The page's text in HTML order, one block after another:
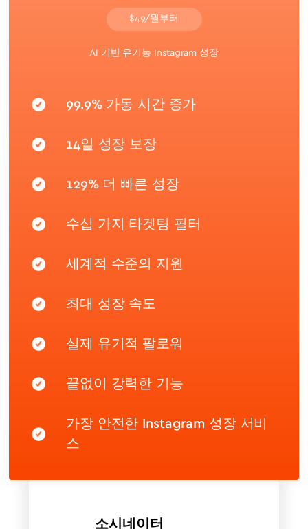
$49/월부터
AI 기반 유기농 Instagram 성장
99.9% 가동 시간 증가
14일 성장 보장
129% 더 빠른 성장
수십 가지 타겟팅 필터
세계적 수준의 지원
최대 성장 속도
실제 유기적 팔로워
끝없이 강력한 기능
가장 안전한 Instagram 성장 서비
스
소시네이터